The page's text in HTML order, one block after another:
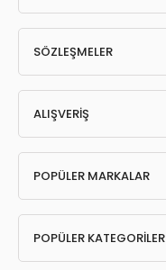
SÖZLEŞMELER
ALIŞVERİŞ
POPÜLER MARKALAR
POPÜLER KATEGORİLER